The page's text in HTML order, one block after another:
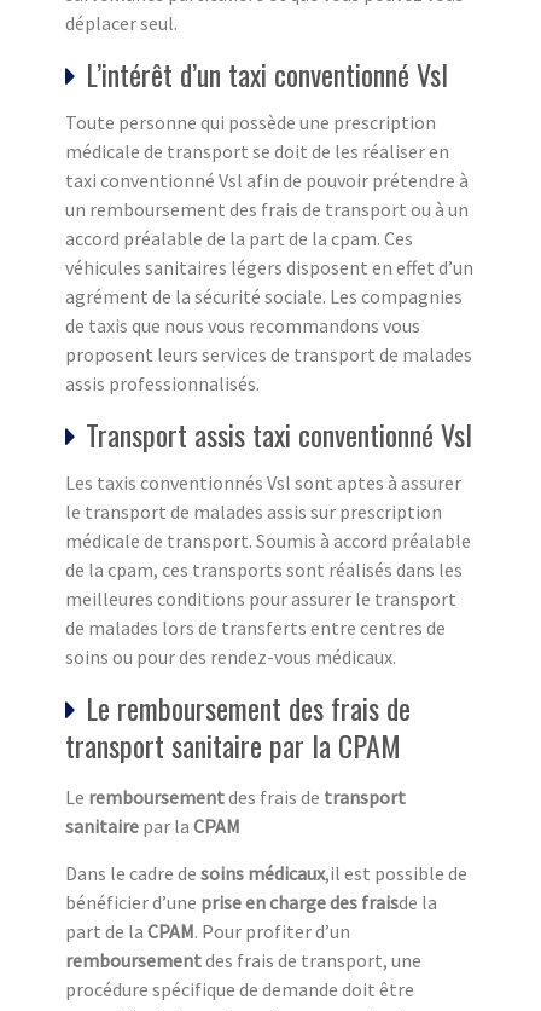
déplacer seul.
L’intérêt d’un taxi conventionné Vsl
Toute personne qui possède une prescription
médicale de transport se doit de les réaliser en
taxi conventionné Vsl afin de pouvoir prétendre à
un remboursement des frais de transport ou à un
accord préalable de la part de la cpam. Ces
véhicules sanitaires légers disposent en effet d’un
agrément de la sécurité sociale. Les compagnies
de taxis que nous vous recommandons vous
proposent leurs services de transport de malades
assis professionnalisés.
Transport assis taxi conventionné Vsl
Les taxis conventionnés Vsl sont aptes à assurer
le transport de malades assis sur prescription
médicale de transport. Soumis à accord préalable
de la cpam, ces transports sont réalisés dans les
meilleures conditions pour assurer le transport
de malades lors de transferts entre centres de
soins ou pour des rendez-vous médicaux.
Le remboursement des frais de
transport sanitaire par la CPAM
Le remboursementdes frais de transport
sanitaire par la CPAM
Dans le cadre de soins médicaux,il est possible de
bénéficier d’une prise en charge des fraisde la
part de la CPAM. Pour profiter d’un
remboursementdes frais de transport, une
procédure spécifique de demande doit être